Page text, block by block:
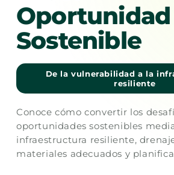
Oportunidad
Sostenible
De la vulnerabilidad a la
resiliente
Conoce cómo convertir los
oportunidades sostenibles
infraestructura resiliente,
materiales adecuados y